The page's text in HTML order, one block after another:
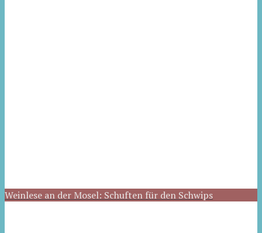
Weinlese an der Mosel: Schuften für den Schwips